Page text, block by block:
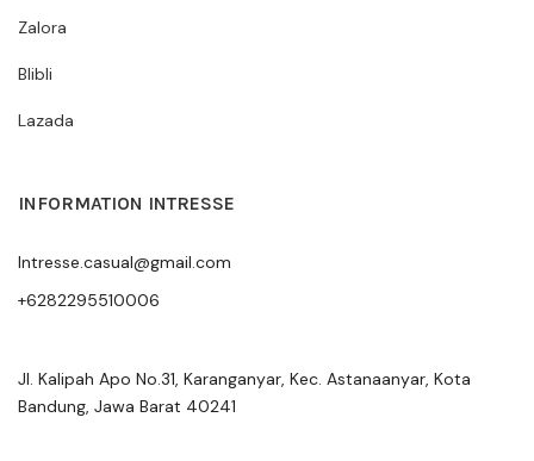
Zalora
Blibli
Lazada
INFORMATION INTRESSE
Intresse.casual@gmail.com
+6282295510006
Jl. Kalipah Apo No.31, Karanganyar, Kec. Astanaanyar, Kota
Bandung, Jawa Barat 40241